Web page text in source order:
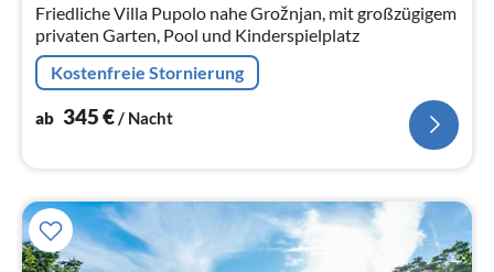
Friedliche Villa Pupolo nahe Grožnjan, mit großzügigem
privaten Garten, Pool und Kinderspielplatz
Kostenfreie Stornierung
ab 345€/ Nacht